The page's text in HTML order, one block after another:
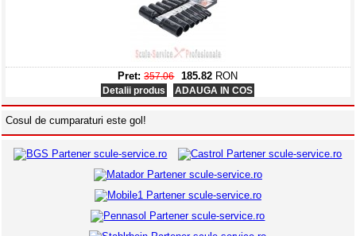
Pret: 357.06 185.82 RON
Detalii produs ADAUGA IN COS
BGS 6783-Lampa Cob-Led cu acumulator 5W - 2000mAh
Pret: 149.23 71.34RON
Detalii produs
Cosul de cumparaturi este gol!